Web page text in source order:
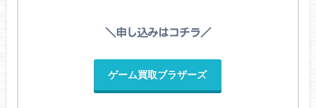
＼申し込みはコチラ／
ゲーム買取ブラザーズ